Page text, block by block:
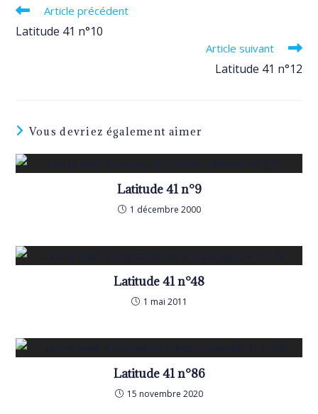
Read
articles
Article précédent
Latitude 41 n°10
Article suivant
Latitude 41 n°12
Vous devriez également aimer
Latitude 41 n°9
1 décembre 2000
Latitude 41 n°48
1 mai 2011
Latitude 41 n°86
15 novembre 2020